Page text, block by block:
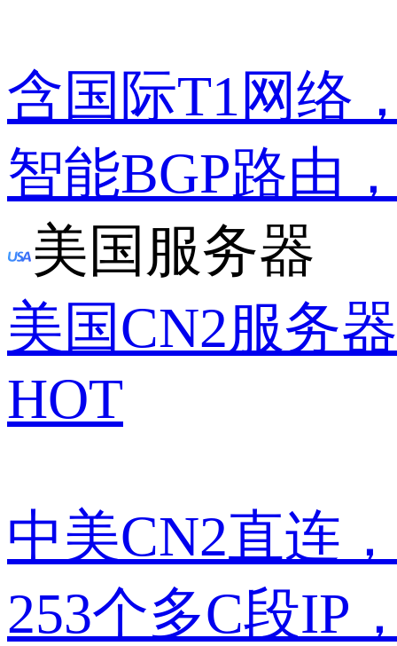
含国际T1网络
智能BGP路由
美国服务器
美国CN2服务器
HOT
中美CN2直连
253个多C段IP